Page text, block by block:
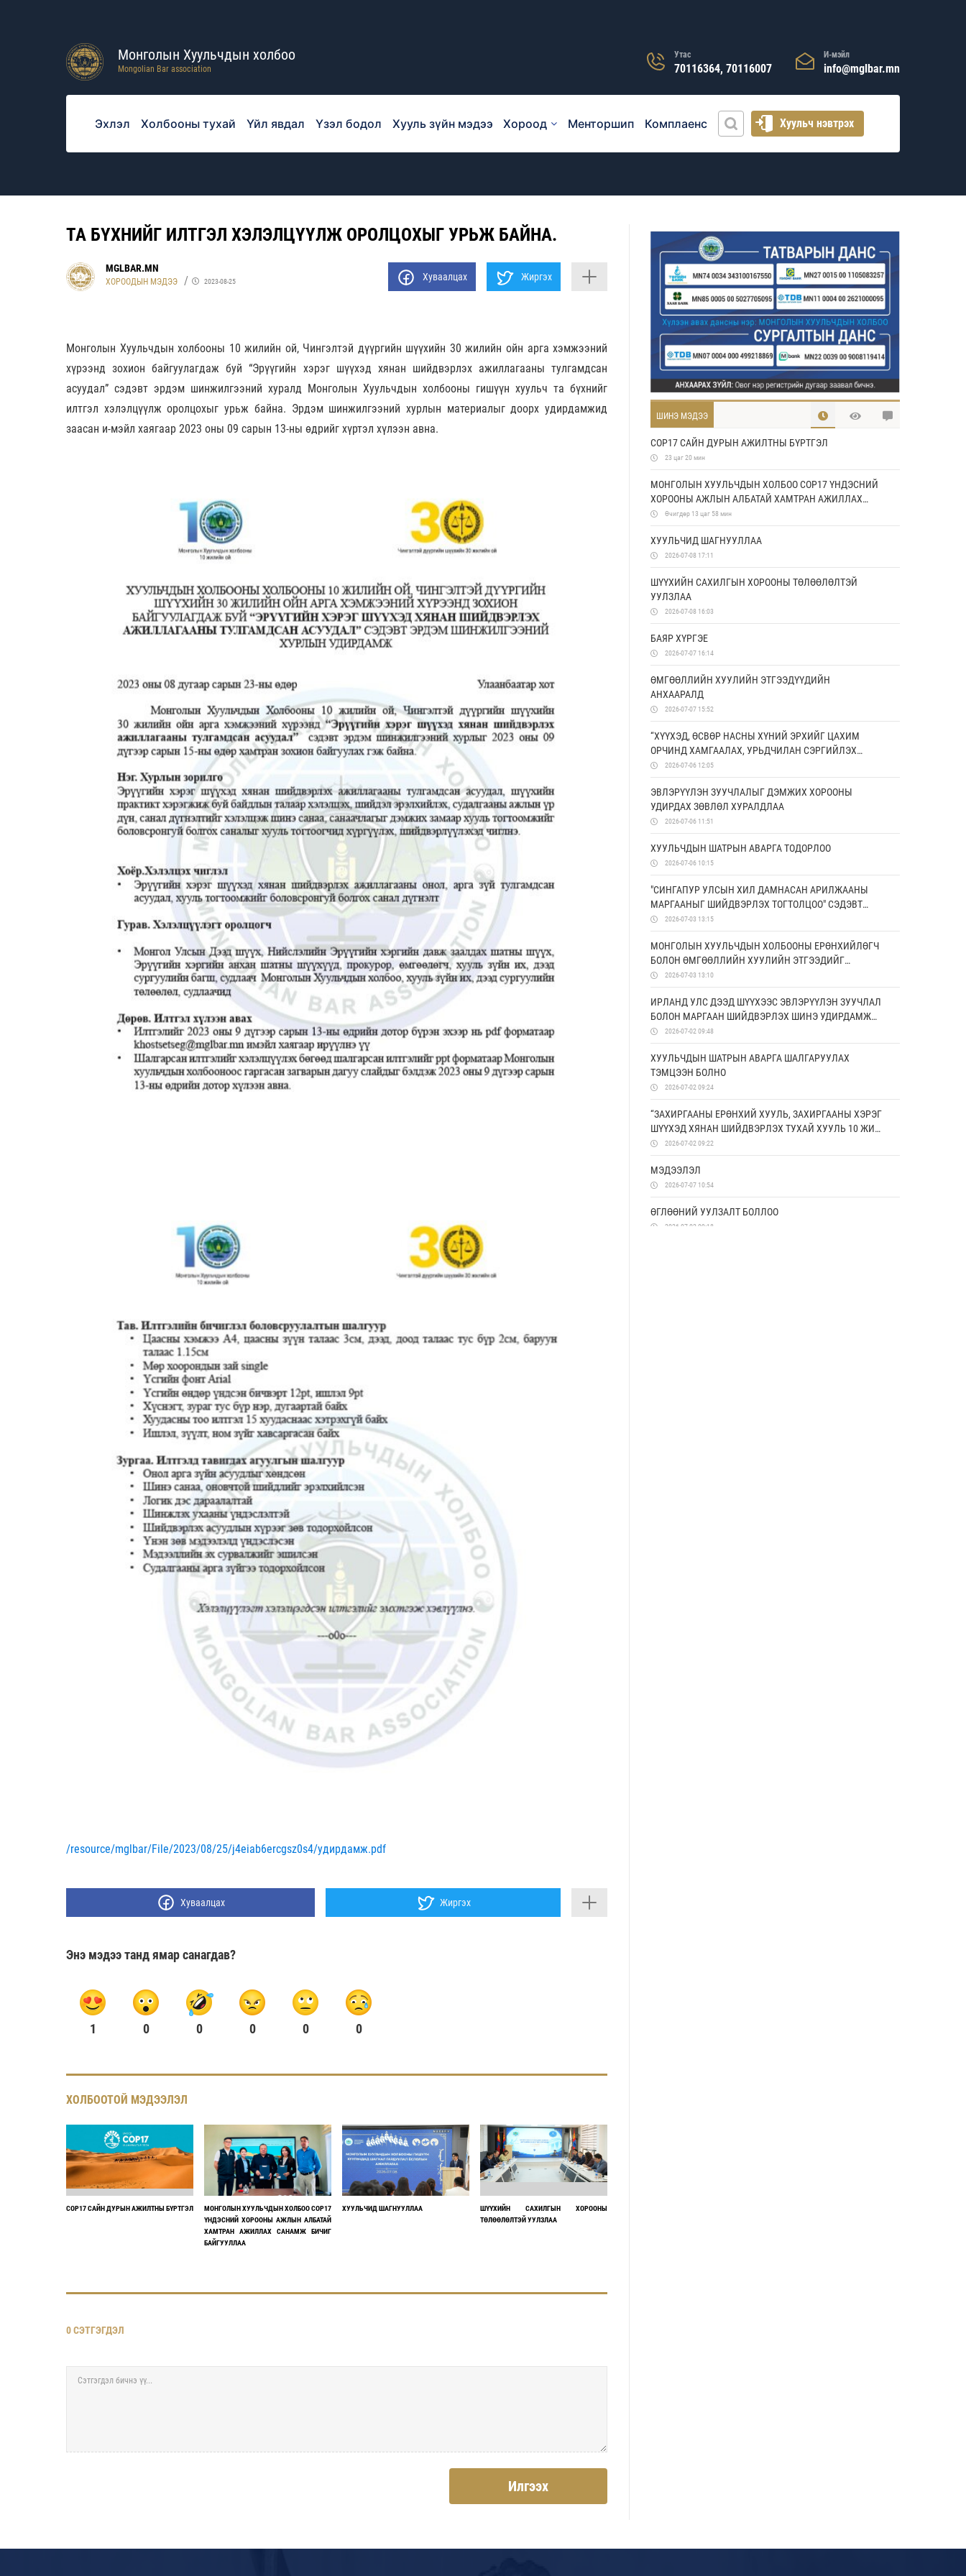
Монголын Хуульчдын холбоо
Mongolian Bar association
Утас
70116364, 70116007
И-мэйл
info@mglbar.mn
Эхлэл Холбооны тухай Үйл явдал Үзэл бодол Хууль зүйн мэдээ Хороод Менторшип Комплаенс Хуульч нэвтрэх
ТА БҮХНИЙГ ИЛТГЭЛ ХЭЛЭЛЦҮҮЛЖ ОРОЛЦОХЫГ УРЬЖ БАЙНА.
MGLBAR.MN
ХОРООДЫН МЭДЭЭ 2023-08-25 Хуваалцах Жиргэх
Монголын Хуульчдын холбооны 10 жилийн ой, Чингэлтэй дүүргийн шүүхийн 30 жилийн ойн арга хэмжээний
хүрээнд зохион байгуулагдаж буй “Эрүүгийн хэрэг шүүхэд хянан шийдвэрлэх ажиллагааны тулгамдсан
асуудал” сэдэвт эрдэм шинжилгээний хуралд Монголын Хуульчдын холбооны гишүүн хуульч та бүхнийг
илтгэл хэлэлцүүлж оролцохыг урьж байна. Эрдэм шинжилгээний хурлын материалыг доорх удирдамжид
заасан и-мэйл хаягаар 2023 оны 09 сарын 13-ны өдрийг хүртэл хүлээн авна.
/resource/mglbar/File/2023/08/25/j4eiab6ercgsz0s4/удирдамж.pdf
Хуваалцах Жиргэх
Энэ мэдээ танд ямар санагдав?
1 0 0 0 0 0
ХОЛБООТОЙ МЭДЭЭЛЭЛ
COP17 САЙН ДУРЫН АЖИЛТНЫ БҮРТГЭЛ
МОНГОЛЫН ХУУЛЬЧДЫН ХОЛБОО COP17
ҮНДЭСНИЙ ХОРООНЫ АЖЛЫН АЛБАТАЙ
ХАМТРАН АЖИЛЛАХ САНАМЖ БИЧИГ
БАЙГУУЛЛАА
ХУУЛЬЧИД ШАГНУУЛЛАА
ШҮҮХИЙН САХИЛГЫН ХОРООНЫ
ТӨЛӨӨЛӨЛТЭЙ УУЛЗЛАА
0 СЭТГЭГДЭЛ
Илгээх
ШИНЭ МЭДЭЭ
COP17 САЙН ДУРЫН АЖИЛТНЫ БҮРТГЭЛ
23 цаг 20 мин
МОНГОЛЫН ХУУЛЬЧДЫН ХОЛБОО COP17 ҮНДЭСНИЙ
ХОРООНЫ АЖЛЫН АЛБАТАЙ ХАМТРАН АЖИЛЛАХ
САНАМЖ БИЧИГ БАЙГУУЛЛАА
Өчигдөр 13 цаг 58 мин
ХУУЛЬЧИД ШАГНУУЛЛАА
2026-07-08 17:11
ШҮҮХИЙН САХИЛГЫН ХОРООНЫ ТӨЛӨӨЛӨЛТЭЙ
УУЛЗЛАА
2026-07-08 16:03
БАЯР ХҮРГЭЕ
2026-07-07 16:14
ӨМГӨӨЛЛИЙН ХУУЛИЙН ЭТГЭЭДҮҮДИЙН
АНХААРАЛД
2026-07-07 15:52
“ХҮҮХЭД, ӨСВӨР НАСНЫ ХҮНИЙ ЭРХИЙГ ЦАХИМ
ОРЧИНД ХАМГААЛАХ, УРЬДЧИЛАН СЭРГИЙЛЭХ
БОЛОН ЭРХ ЗҮЙН МЭДЛЭГИЙГ НЭМЭГДҮҮЛЭХ НЬ”
ТӨСӨЛД ХАМТРАН АЖИЛЛАНА
2026-07-06 12:05
ЭВЛЭРҮҮЛЭН ЗУУЧЛАЛЫГ ДЭМЖИХ ХОРООНЫ
УДИРДАХ ЗӨВЛӨЛ ХУРАЛДЛАА
2026-07-06 11:51
ХУУЛЬЧДЫН ШАТРЫН АВАРГА ТОДОРЛОО
2026-07-06 10:15
"СИНГАПУР УЛСЫН ХИЛ ДАМНАСАН АРИЛЖААНЫ
МАРГААНЫГ ШИЙДВЭРЛЭХ ТОГТОЛЦОО" СЭДЭВТ
СУРГАЛТ БОЛЛОО
2026-07-03 13:15
МОНГОЛЫН ХУУЛЬЧДЫН ХОЛБООНЫ ЕРӨНХИЙЛӨГЧ
БОЛОН ӨМГӨӨЛЛИЙН ХУУЛИЙН ЭТГЭЭДИЙГ
ДЭМЖИХ ХОРООНЫ УДИРДАХ ЗӨВЛӨЛИЙН ГИШҮҮД
ЯПОН УЛСАД АЛБАН АЙЛЧЛАЛ ХИЙЛЭЭ
2026-07-03 13:10
ИРЛАНД УЛС ДЭЭД ШҮҮХЭЭС ЭВЛЭРҮҮЛЭН ЗУУЧЛАЛ
БОЛОН МАРГААН ШИЙДВЭРЛЭХ ШИНЭ УДИРДАМЖ
ХЭРЭГЖҮҮЛЖ ЭХЭЛЛЭЭ
2026-07-02 09:48
ХУУЛЬЧДЫН ШАТРЫН АВАРГА ШАЛГАРУУЛАХ
ТЭМЦЭЭН БОЛНО
2026-07-02 09:24
“ЗАХИРГААНЫ ЕРӨНХИЙ ХУУЛЬ, ЗАХИРГААНЫ ХЭРЭГ
ШҮҮХЭД ХЯНАН ШИЙДВЭРЛЭХ ТУХАЙ ХУУЛЬ 10 ЖИЛ:
ҮР ДҮН, ХЭТИЙН ЧИГ ХАНДЛАГА” СИМПОЗИУМААС
ГАРГАСАН ЗӨВЛӨМЖ
2026-07-02 09:22
МЭДЭЭЛЭЛ
2026-07-07 10:54
ӨГЛӨӨНИЙ УУЛЗАЛТ БОЛЛОО
2026-07-02 09:18